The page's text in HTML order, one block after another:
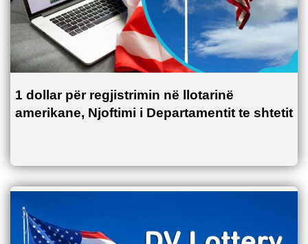
1 dollar për regjistrimin në llotarinë
amerikane, Njoftimi i Departamentit te shtetit